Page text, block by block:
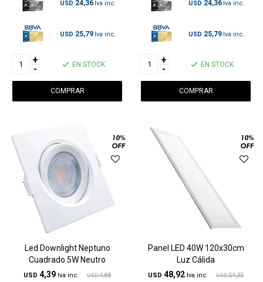
USD 24,36
USD 25,79
+
- EN STOCK
USD 24,36
USD 25,79
+
- EN STOCK
Led Downlight Neptuno
Cuadrado 5W Neutro
USD 4,39 USD 4,88
Panel LED 40W 120x30cm
Luz Cálida
USD 48,92 USD 54,35